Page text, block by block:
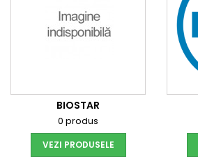
BIOSTAR
0 produs
VEZI PRODUSELE